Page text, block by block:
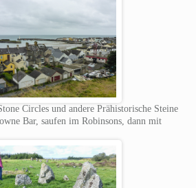
Circles und andere Prähistorische Steine
Bar, saufen im Robinsons, dann mit